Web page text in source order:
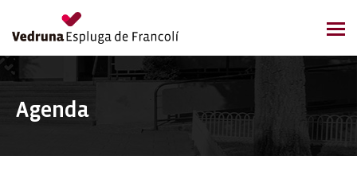
Agenda